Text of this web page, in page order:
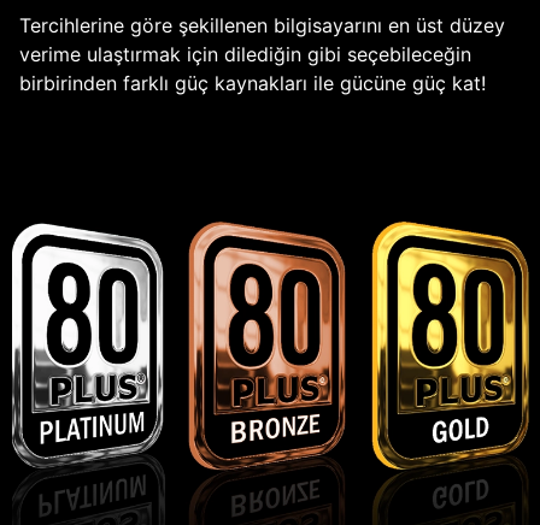
Tercihlerine göre şekillenen bilgisayarını en üst düzey
verime ulaştırmak için dilediğin gibi seçebileceğin
birbirinden farklı güç kaynakları ile gücüne güç kat!